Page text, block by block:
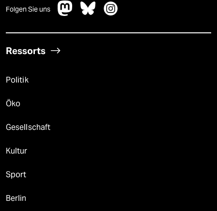
Folgen Sie uns
Ressorts
Politik
Öko
Gesellschaft
Kultur
Sport
Berlin